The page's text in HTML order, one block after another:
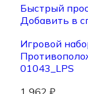
Быстрый
Добавить в
Игровой
01043_LPS